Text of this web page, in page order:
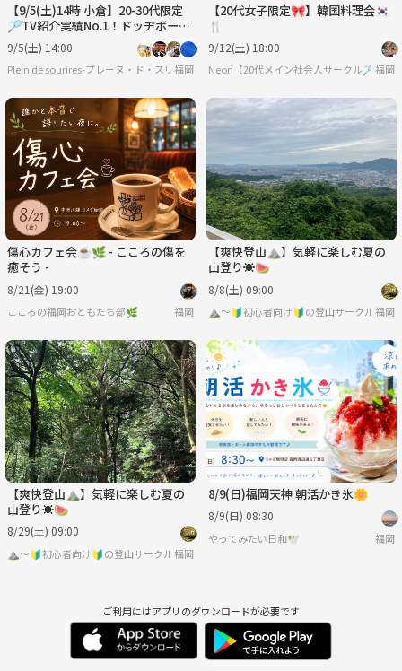
【9/5(土)14時 小倉】20-30代限定
🏸TV紹介実績No.1！ドッヂボール
&ソフトバレー&バスケ/満席続出！
9/5(土) 14:00
Plein de sourires-プレーヌ・ド・スリール-【20代/30代の社会人友達作りサークル】
福岡
【20代女子限定🎀】韓国料理会🇰🇷
🍴
9/12(土) 18:00
Neon【20代メイン社会人サークル🏸】福岡
傷心カフェ会☕️🌿 - こころの傷を
癒そう -
8/21(金) 19:00
こころの福岡おともだち部🌿 福岡
【爽快登山⛰️】気軽に楽しむ夏の
山登り☀️🍉
8/8(土) 09:00
⛰️～🔰初心者向け🔰の登山サークル～
福岡
【爽快登山⛰️】気軽に楽しむ夏の
山登り☀️🍉
8/29(土) 09:00
⛰️～🔰初心者向け🔰の登山サークル～🌳🍃
福岡
8/9(日)福岡天神 朝活かき氷🌼
8/9(日) 08:30
やってみたい日和🕊 福岡
ご利用にはアプリのダウンロードが必要です